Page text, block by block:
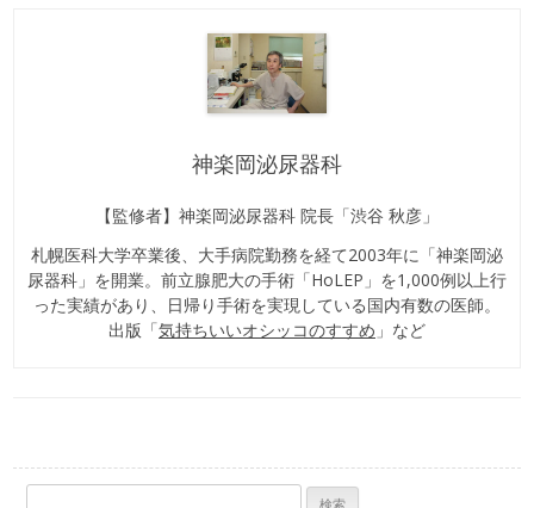
神楽岡泌尿器科
【監修者】神楽岡泌尿器科 院長「渋谷 秋彦」
札幌医科大学卒業後、大手病院勤務を経て2003年に「神楽岡泌
尿器科」を開業。前立腺肥大の手術「HoLEP」を1,000例以上行
った実績があり、日帰り手術を実現している国内有数の医師。
出版「気持ちいいオシッコのすすめ 」など